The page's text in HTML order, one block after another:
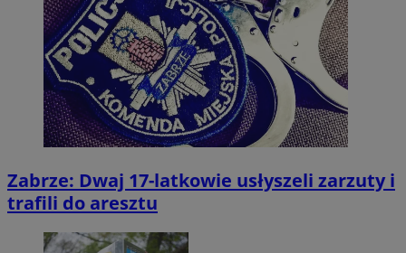
Zabrze: Dwaj 17-latkowie usłyszeli zarzuty i
trafili do aresztu